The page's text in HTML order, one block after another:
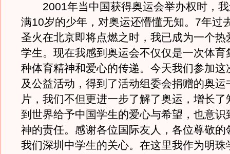
2001年当中国获得奥运会举办权时，我
满10岁的少年，对奥运还懵懂无知。7年过
圣火在北京即将点燃之时，我已成为一个热
学生。现在我感到奥运会不仅仅是一次体育
种体育精神和爱心的传递。今天我们参加这
及公益活动，得到了活动组委会捐赠的奥运
片，我们不但更进一步了解了奥运，增长了
到世界给予中国学生的爱心与希望，也意识
神的责任。感谢各位国际友人，各位尊敬的
我们深圳中学生的关心。在这里我作为明珠